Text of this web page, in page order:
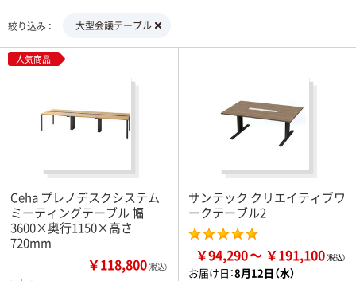
絞り込み 大型会議テーブル
人気商品
Ceha プレノデスクシステム
ミーティングテーブル 幅
3600×奥行1150×高さ
720mm
￥118,800（税込）
サンテック クリエイティブワ
ークテーブル2
￥94,290 ￥191,100
お届け日：8月12日（水）